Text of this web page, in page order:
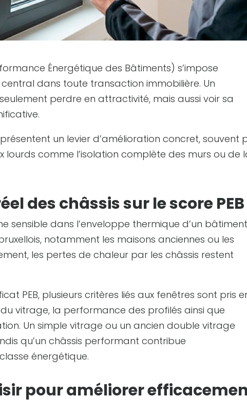
Énergétique des Bâtiments) s’impose
dans toute transaction immobilière. Un
perdre en attractivité, mais aussi voir sa
un levier d’amélioration concret, souvent
lourds comme l’isolation complète des murs ou de
des châssis sur le score PEB
sensible dans l’enveloppe thermique d’un
notamment les maisons anciennes ou les
les pertes de chaleur par les châssis restent
PEB, plusieurs critères liés aux fenêtres sont pris
vitrage, la performance des profilés ainsi que
Un simple vitrage ou un ancien double vitrage
qu’un châssis performant contribue
énergétique.
pour améliorer